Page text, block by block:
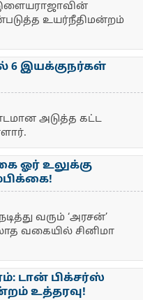
இளையராஜாவின்
உயர்நீதிமன்றம்
6 இயக்குநர்கள்
அடுத்த கட்ட
ஓர் உலுக்கு
வரும் ‘அரசன்’
வகையில் சினிமா
டான் பிக்சர்ஸ்
உத்தரவு!